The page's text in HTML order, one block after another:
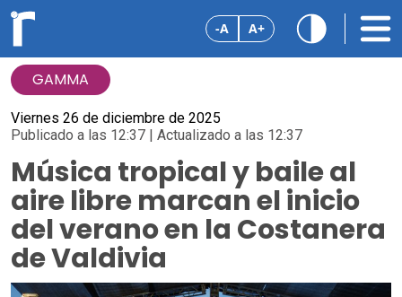
-A A+
GAMMA
Viernes 26 de diciembre de 2025
Publicado a las 12:37 | Actualizado a las 12:37
Música tropical y baile al
aire libre marcan el inicio
del verano en la Costanera
de Valdivia